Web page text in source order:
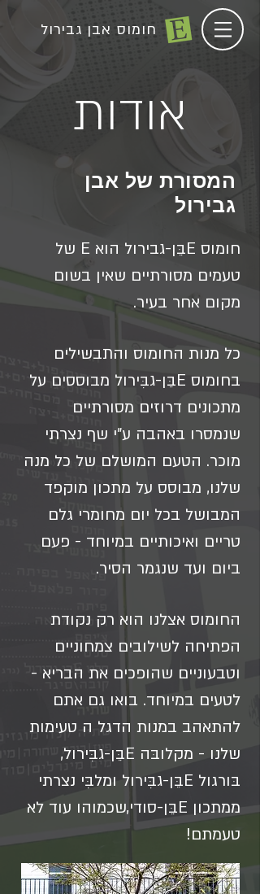
חומוס אבן גבירול
אודות
המסורת של אבן
גבירול
חומוס Eבֵּן-גבירול הוא E של
טעמים מסורתיים שאין בשום
מקום אחר בעיר.
כל מנות החומוס והתבשילים
בחומוס Eבֵּן-גבִּירול מבוססים על
מתכונים דרוזים מסורתיים
שנמסרו באהבה ע"י שף נצרתי
מוכר. הטעם המושלם של כל מנה
שלנו, מבוסס על מתכון מוקפד
המבושל בכל יום מחומרי גלם
טריים ואיכותיים במיוחד - פעם
ביום ועד שנגמר הסיר.
החומוס אצלנו הוא רק נקודת
הפתיחה לשילובים צמחוניים
וטבעוניים שהופכים את הבריא -
לטעים במיוחד. בואו גם אתם
להתאהב במנות הדגל ה טעימות
שלנו - מקלובּה Eבֵּן-גבִּירול,
בּורגול Eבֵּן-גבִּירול ומלבִּי נצרתי
ממתכון Eבֵּן-סודי,שכמוהו עוד לא
טעמתם!